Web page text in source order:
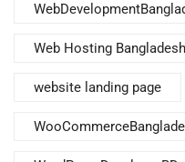
Web Hosting Bangladesh
website landing page